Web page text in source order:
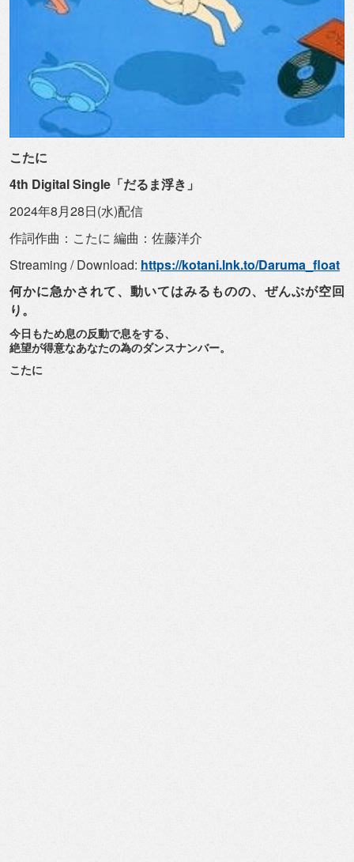
こたに
4th Digital Single「だるま浮き」
2024年8月28日(水)配信
作詞作曲：こたに 編曲：佐藤洋介
Streaming / Download: https://kotani.lnk.to/Daruma_ float
何かに急かされて、動いてはみるものの、ぜんぶが空回
り。
今日もため息の反動で息をする、
絶望が得意なあなたの為のダンスナンバー。
こたに